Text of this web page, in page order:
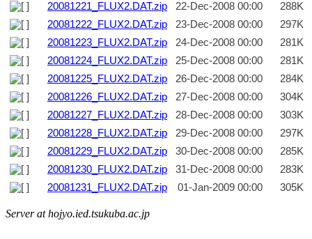
20081221_FLUX2.DAT.zip
22-Dec-2008 00:00
288K
20081222_FLUX2.DAT.zip
23-Dec-2008 00:00
297K
20081223_FLUX2.DAT.zip
24-Dec-2008 00:00
281K
20081224_FLUX2.DAT.zip
25-Dec-2008 00:00
281K
20081225_FLUX2.DAT.zip
26-Dec-2008 00:00
284K
20081226_FLUX2.DAT.zip
27-Dec-2008 00:00
304K
20081227_FLUX2.DAT.zip
28-Dec-2008 00:00
303K
20081228_FLUX2.DAT.zip
29-Dec-2008 00:00
297K
20081229_FLUX2.DAT.zip
30-Dec-2008 00:00
285K
20081230_FLUX2.DAT.zip
31-Dec-2008 00:00
283K
20081231_FLUX2.DAT.zip
01-Jan-2009 00:00 305K
Server at hojyo.ied.tsukuba.ac.jp